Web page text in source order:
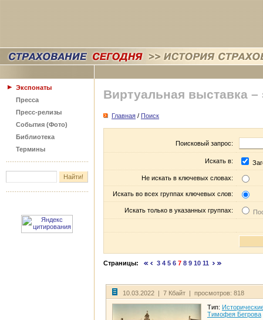
Экспонаты
Пресса
Пресс-релизы
События (Фото)
Библиотека
Термины
Виртуальная выставка –
Главная / Поиск
Поисковый запрос:
Искать в:
Не искать в ключевых словах:
Искать во всех группах ключевых слов:
Искать только в указанных группах:
Страницы: 3 4 5 6 7 8 9 10 11
10.03.2022 | 7 Кбайт | просмотров: 818
Тип:
Тимофея Бегрова